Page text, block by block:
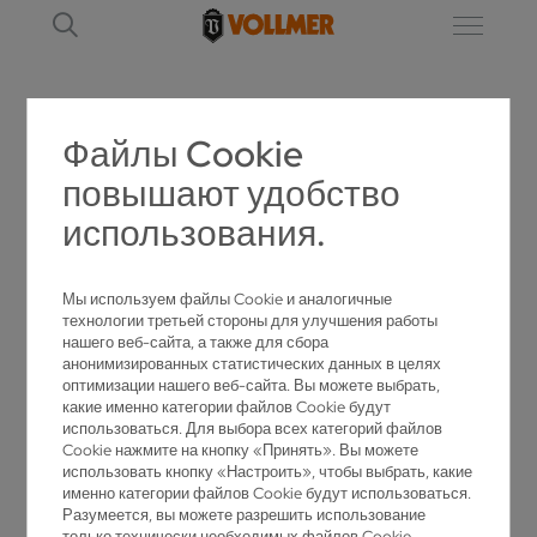
Файлы Cookie
повышают удобство
использования.
Мы используем файлы Cookie и аналогичные
технологии третьей стороны для улучшения работы
нашего веб-сайта, а также для сбора
анонимизированных статистических данных в целях
оптимизации нашего веб-сайта. Вы можете выбрать,
какие именно категории файлов Cookie будут
использоваться. Для выбора всех категорий файлов
Cookie нажмите на кнопку «Принять». Вы можете
использовать кнопку «Настроить», чтобы выбрать, какие
именно категории файлов Cookie будут использоваться.
Разумеется, вы можете разрешить использование
ND 250